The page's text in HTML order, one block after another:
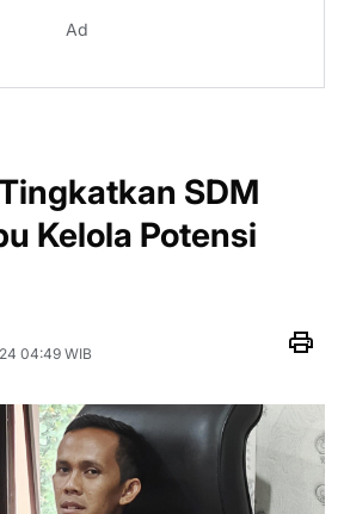
Ad
SDM
Kelola Potensi
04:49 WIB